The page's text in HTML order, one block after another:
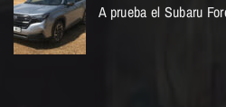
A prueba el Subaru